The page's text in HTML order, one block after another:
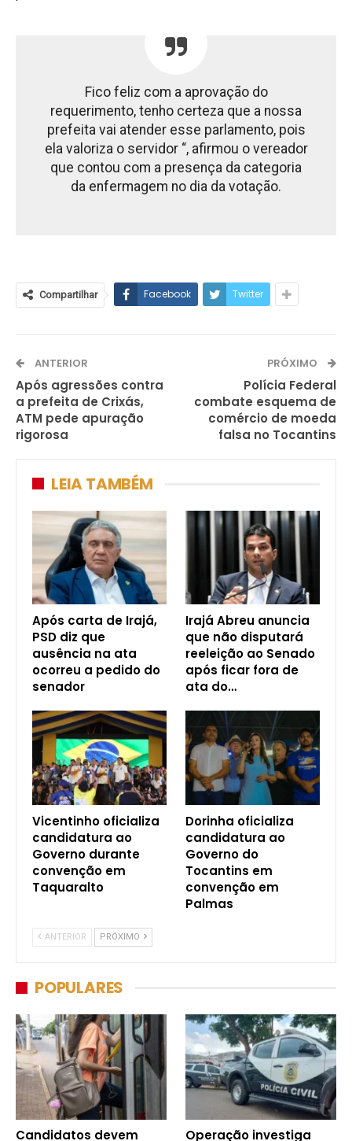
Fico feliz com a aprovação do
requerimento, tenho certeza que a nossa
prefeita vai atender esse parlamento, pois
ela valoriza o servidor “, afirmou o vereador
que contou com a presença da categoria
da enfermagem no dia da votação.
Compartilhar Facebook Twitter
ANTERIOR
Após agressões contra
a prefeita de Crixás,
ATM pede apuração
rigorosa
PRÓXIMO
Polícia Federal
combate esquema de
comércio de moeda
falsa no Tocantins
LEIA TAMBÉM
Após carta de Irajá,
PSD diz que
ausência na ata
ocorreu a pedido do
senador
Irajá Abreu anuncia
que não disputará
reeleição ao Senado
após ficar fora de
ata do…
Vicentinho oficializa
candidatura ao
Governo durante
convenção em
Taquaralto
Dorinha oficializa
candidatura ao
Governo do
Tocantins em
convenção em
Palmas
ANTERIOR PRÓXIMO
POPULARES
Candidatos devem Operação investiga